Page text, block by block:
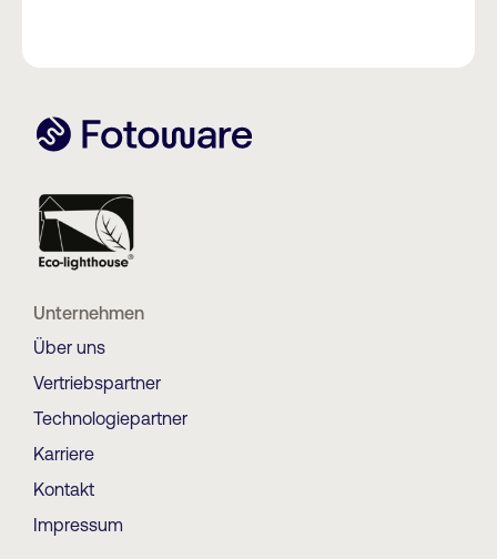
Unternehmen
Über uns
Vertriebspartner
Technologiepartner
Karriere
Kontakt
Impressum